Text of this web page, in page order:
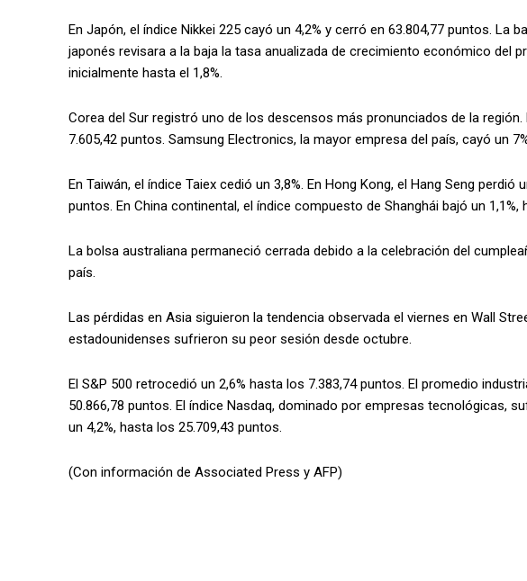
En Japón, el índice Nikkei 225 cayó un 4,2% y cerró en 63.804,77 puntos. La
japonés revisara a la baja la tasa anualizada de crecimiento económico del
inicialmente hasta el 1,8%.
Corea del Sur registró uno de los descensos más pronunciados de la región.
7.605,42 puntos. Samsung Electronics, la mayor empresa del país, cayó un
En Taiwán, el índice Taiex cedió un 3,8%. En Hong Kong, el Hang Seng perdió
puntos. En China continental, el índice compuesto de Shanghái bajó un 1,1%,
La bolsa australiana permaneció cerrada debido a la celebración del
país.
Las pérdidas en Asia siguieron la tendencia observada el viernes en Wall
estadounidenses sufrieron su peor sesión desde octubre.
El S&P 500 retrocedió un 2,6% hasta los 7.383,74 puntos. El promedio
50.866,78 puntos. El índice Nasdaq, dominado por empresas tecnológicas,
un 4,2%, hasta los 25.709,43 puntos.
(Con información de Associated Press y AFP)